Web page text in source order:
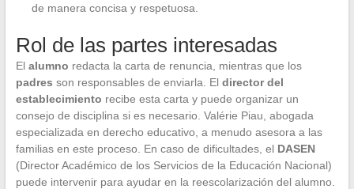
de manera concisa y respetuosa.
Rol de las partes interesadas
El alumno redacta la carta de renuncia, mientras que los
padres son responsables de enviarla. El director del
establecimiento recibe esta carta y puede organizar un
consejo de disciplina si es necesario. Valérie Piau, abogada
especializada en derecho educativo, a menudo asesora a las
familias en este proceso. En caso de dificultades, el DASEN
(Director Académico de los Servicios de la Educación Nacional)
puede intervenir para ayudar en la reescolarización del alumno.